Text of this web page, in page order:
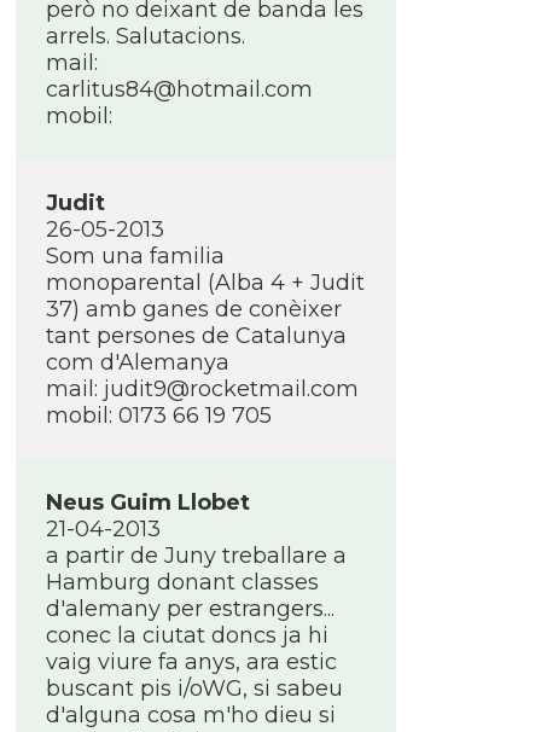
però no deixant de banda les
arrels. Salutacions.
mail:
carlitus84@hotmail.com
mobil:
Judit
26-05-2013
Som una familia
monoparental (Alba 4 + Judit
37) amb ganes de conèixer
tant persones de Catalunya
com d'Alemanya
mail: judit9@rocketmail.com
mobil: 0173 66 19 705
Neus Guim Llobet
21-04-2013
a partir de Juny treballare a
Hamburg donant classes
d'alemany per estrangers...
conec la ciutat doncs ja hi
vaig viure fa anys, ara estic
buscant pis i/oWG, si sabeu
d'alguna cosa m'ho dieu si